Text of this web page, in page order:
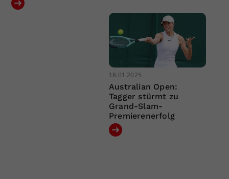
18.01.2025
Australian Open:
Tagger stürmt zu
Grand-Slam-
Premierenerfolg